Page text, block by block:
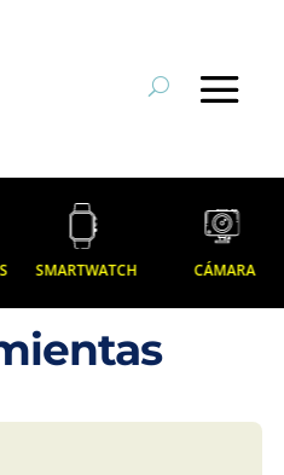
SMARTWATCH CÁMARA